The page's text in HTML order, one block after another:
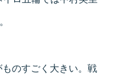
ものすごく大きい。戦